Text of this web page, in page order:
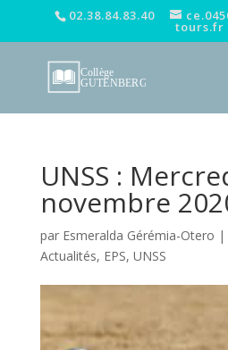
02.38.84.83.40
tours.fr
UNSS :
novembre
par Esmeralda Gérémia-Otero |
Actualités, EPS, UNSS